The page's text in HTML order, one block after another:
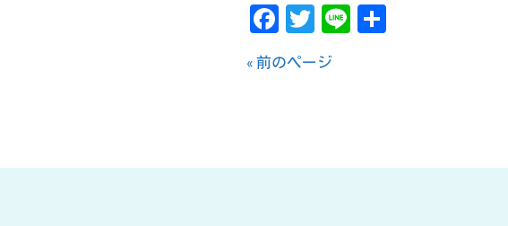
Facebook
Twitter
Line共
« 前のページ